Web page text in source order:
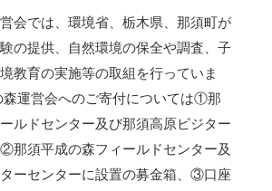
会では、環境省、栃木県、那須町が
の提供、自然環境の保全や調査、子
教育の実施等の取組を行っていま
森運営会へのご寄付については①那
ルドセンター及び那須高原ビジター
那須平成の森フィールドセンター及
ーセンターに設置の募金箱、③口座